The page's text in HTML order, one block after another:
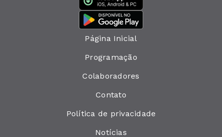
Página Inicial
Programação
Colaboradores
Contato
Política de privacidade
Notícias